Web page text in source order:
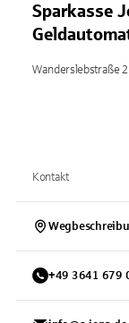
Sparkasse
Wanderslebstraße
Kontakt
+49 3641 679